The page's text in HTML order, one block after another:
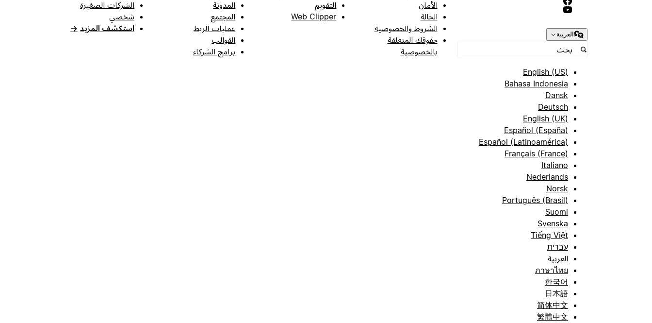
العربية
English (US)
Bahasa Indonesia
Dansk
Deutsch
English (UK)
Español (España)
Español (Latinoamérica)
Français (France)
Italiano
Nederlands
Norsk
Português (Brasil)
Suomi
Svenska
Tiếng Việt
עברית
العربية
ภาษาไทย
한국어
日本語
简体中文
繁體中文
الأمان
الحالة
الشروط والخصوصية
حقوقك المتعلقة
بالخصوصية
التقويم
Web Clipper
المدونة
المجتمع
عمليات الربط
القوالب
برامج الشركاء
الشركات الصغيرة
شخصي
استكشف المزيد →